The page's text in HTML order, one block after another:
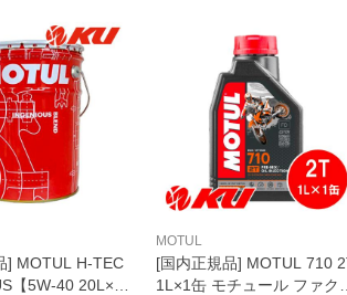
] MOTUL H-TEC
【5W-40 20L×1
MOTUL
[国内正規品] MOTUL 710 2T
1L×1缶 モチュール ファクト